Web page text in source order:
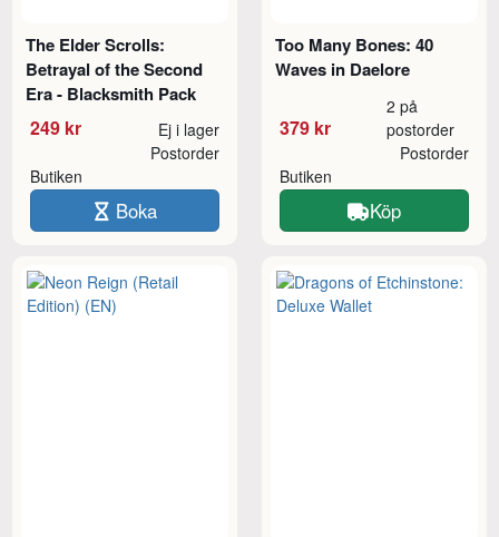
The Elder Scrolls:
Betrayal of the Second
Era - Blacksmith Pack
249 kr Ej i lager
Butiken
Postorder
Boka
Too Many Bones: 40
Waves in Daelore
379 kr
2 på
postorder
Butiken
Postorder
Köp